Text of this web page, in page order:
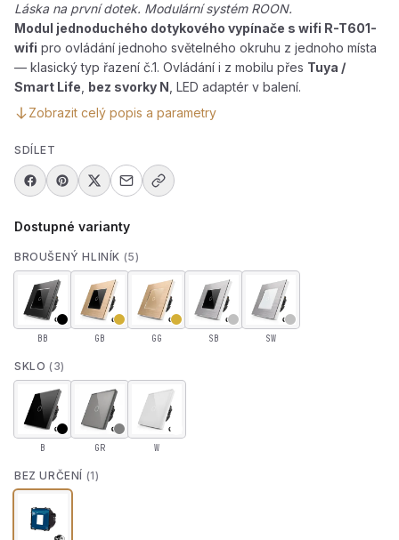
Láska na první dotek. Modulární systém ROON.
Modul jednoduchého dotykového vypínače s wifi R-T601-
wifi pro ovládání jednoho světelného okruhu z jednoho místa
— klasický typ řazení č.1. Ovládání i z mobilu přes Tuya /
Smart Life bez svorky N , LED adaptér v balení.
Zobrazit celý popis a parametry
SDÍLET
Dostupné varianty
BROUŠENÝ HLINÍK (5)
BB GB GG SB SW
SKLO (3)
B GR W
BEZ URČENÍ (1)